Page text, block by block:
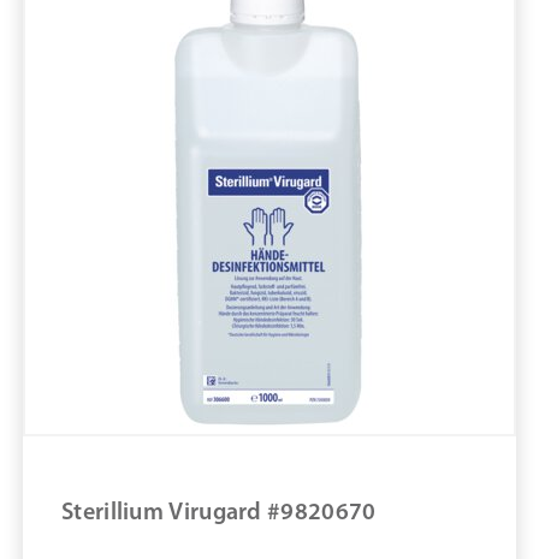
pure11 Nr.: 1109242, Marke: Bode
Parfümfrei
Volumen in ml: 475 mL
Behälterform: Euroflasche
Desinfektion
Sterillium Gel pure #9814522
Sterillium Virugard #9820670